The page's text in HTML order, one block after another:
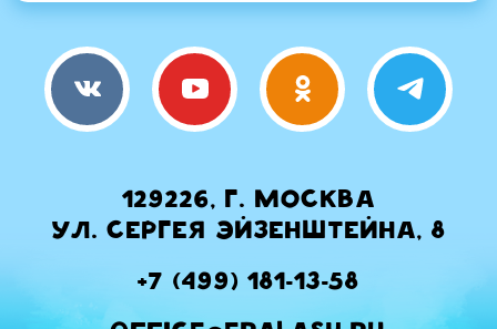
129226, г. Москва
ул. Сергея Эйзенштейна, 8
+7 (499) 181-13-58